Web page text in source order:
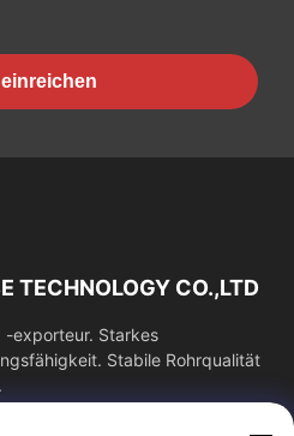
TECHNOLOGY CO.,LTD
-exporteur. Starkes
Stabile Rohrqualität